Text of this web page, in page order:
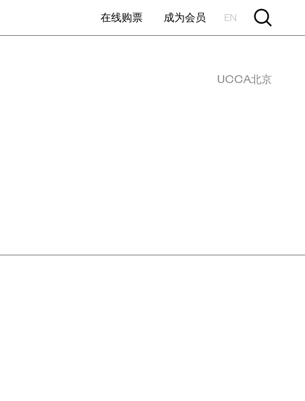
在线购票 成为会员 EN
UCCA北京